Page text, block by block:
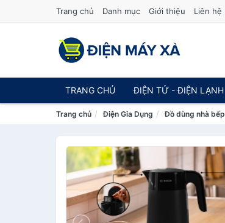
Trang chủ Danh mục Giới thiệu Liên hệ
TRANG CHỦ ĐIỆN TỬ - ĐIỆN LẠNH
Trang chủ Điện Gia Dụng Đồ dùng nhà bếp